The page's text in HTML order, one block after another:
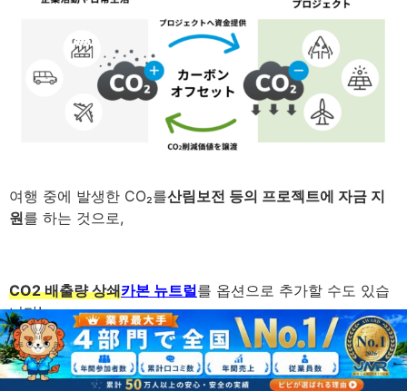
여행 중에 발생한 CO₂를산림보전 등의 프로젝트에 자금 지
원를 하는 것으로,
CO2 배출량 상쇄카본 뉴트럴를 옵션으로 추가할 수도 있습
니다!
여행 중 모든 것가투어 중에만 발생하는 CO2를 줄이는 것 중